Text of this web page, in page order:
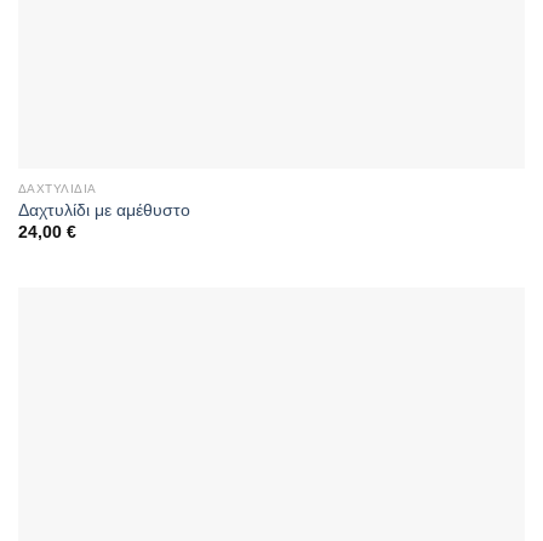
ΔΑΧΤΥΛΊΔΙΑ
Δαχτυλίδι με αμέθυστο
24,00 €